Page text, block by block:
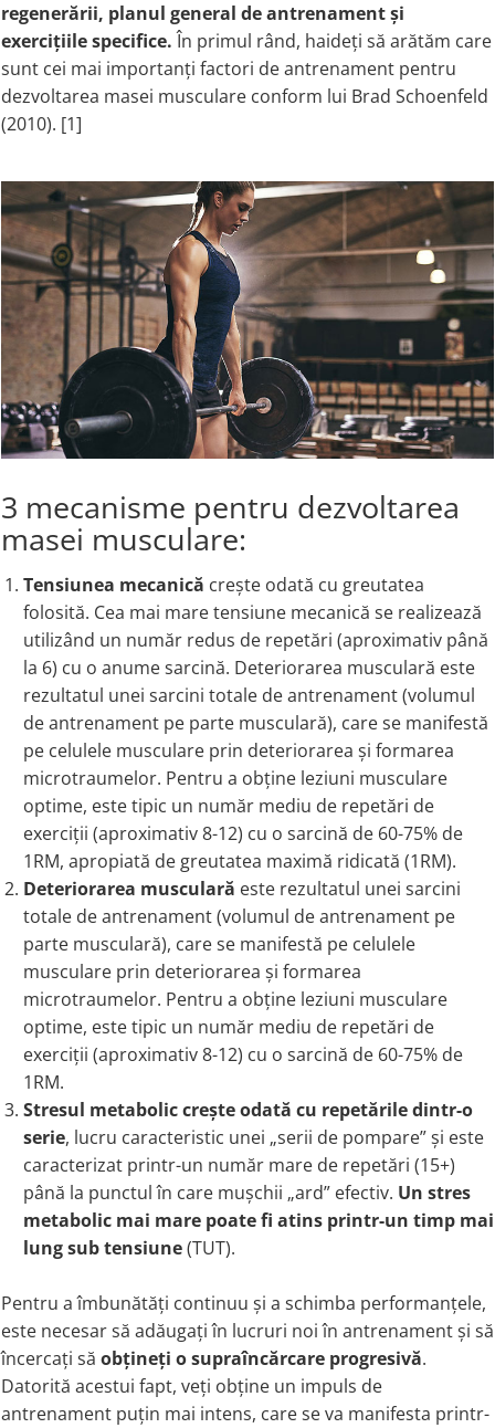
Beta-Caroten
Lycopene
Lutein
Zeaxanthin
NOOTROPICE
GABA
L-Dopa
Lecithin
Melatonin
Tirozina
MINERALE
Boron
Calciu
Iron
Iodine (Kelp)
Multimineral
Seleniu
Zinc
PLANTE MEDICINALE
Aloe vera
Black Walnut
Pau D’Arco
Saw Palmetto
Stinging Nettle
Valerian
AYURVEDICE
Ashwaganda
Boswellia
Ciuperci Medicinale
Triphala
Turmeric (Curcumin)
GLYCOSAMINOGLYCANS
Hyaluronic Acid
Colagen
Condroitina
Glucozamina
MSM (Methylsulfonylmethane)
NUTRITIE SPORTIVA
Pre-Workout
Hormonal Stimulants
Creatine
Garcinia
CLA (Conjugated Linoleic Acid)
Chlorella
ANTIINFLAMATOARE SI
ANALGEZICE
Boswellia
Ginger
Bromelaina
INFECTII URINARE
Cranberry
D-Mannose
Garlic
PIETRE LA RINICHI
Potassium
Pyridoxine (Vitamin B6)
AFECTIUNI ALE PROSTATEI
Saw Palmetto
Pygeum
Stinging Nettle
Pumpkin Seed Oil
SANATATEA OCHILOR
Lutein
Zeaxanthin
Astaxantina
Beta-Caroten
AFECTIUNI ALE TIROIDEI
Iodine (Kelp)
Seleniu
Tirozina
PARAZITI INTESTINALI
Pau D’Arco
Black Walnut
Berberine
Wormwood (Artemisia)
Glutamina
Glutathione
Gotu Kola
Graviola
GABA
Inositol
Inulin
Iodine (Kelp)
Horny Goat (Epimedium)
Indole-3-Carbinol
Kudzu
L
Lecithin
Lithium
Lutein
L-Dopa
Lactobacillus
M
MCT Oil
Melatonin
Mint
Cranberry
Moringa
MSM (Methylsulfonylmethane)
Muira Puama
Maca
N
Black Walnut
Nattokinase
Niacina (Vitamina B3)
Omega 3
Oregano
P
Pau D’Arco
Pyridoxine (Vitamin B6)
Potassium
Pregnenolone
Probiotice
Pygeum
Q
Quercetin
R
Rhodiola
regenerării, planul general de antrenament și
exercițiile specifice.În primul rând, haideți să arătăm care
sunt cei mai importanți factori de antrenament pentru
dezvoltarea masei musculare conform lui Brad Schoenfeld
(2010). [1]
3 mecanisme pentru dezvoltarea
masei musculare:
Tensiunea mecanică crește odată cu greutatea
folosită. Cea mai mare tensiune mecanică se realizează
utilizând un număr redus de repetări (aproximativ până
la 6) cu o anume sarcină. Deteriorarea musculară este
rezultatul unei sarcini totale de antrenament (volumul
de antrenament pe parte musculară), care se manifestă
pe celulele musculare prin deteriorarea și formarea
microtraumelor. Pentru a obține leziuni musculare
optime, este tipic un număr mediu de repetări de
exerciții (aproximativ 8-12) cu o sarcină de 60-75% de
1RM, apropiată de greutatea maximă ridicată (1RM).
Deteriorarea musculară este rezultatul unei sarcini
totale de antrenament (volumul de antrenament pe
parte musculară), care se manifestă pe celulele
musculare prin deteriorarea și formarea
microtraumelor. Pentru a obține leziuni musculare
optime, este tipic un număr mediu de repetări de
exerciții (aproximativ 8-12) cu o sarcină de 60-75% de
1RM.
Stresul metabolic crește odată cu repetările dintr-o
serie, lucru caracteristic unei „serii de pompare” și este
caracterizat printr-un număr mare de repetări (15+)
până la punctul în care mușchii „ard” efectiv. Un stres
metabolic mai mare poate fi atins printr-un timp mai
lung sub tensiune(TUT).
Pentru a îmbunătăți continuu și a schimba performanțele,
este necesar să adăugați în lucruri noi în antrenament și să
încercați să obțineți o supraîncărcare progresivă.
Datorită acestui fapt, veți obține un impuls de
antrenament puțin mai intens, care se va manifesta printr-